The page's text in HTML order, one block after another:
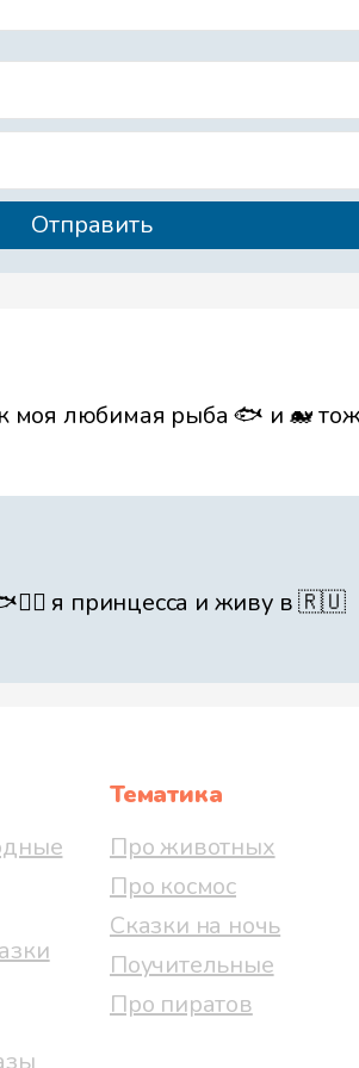
любимая рыба 🐟 и 🐋
я принцесса и живу в 🇷🇺
Тематика
Про животных
Про космос
Сказки на ночь
Поучительные
Про пиратов